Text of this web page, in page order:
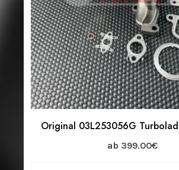
Original 03L253056G
ab 399.00€